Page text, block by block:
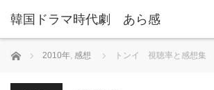
韓国ドラマ時代劇 あら感
ホーム 2010年, 感想 トンイ 視聴率と感想集